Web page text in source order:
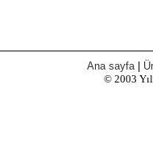
Ana sayfa
© 2003